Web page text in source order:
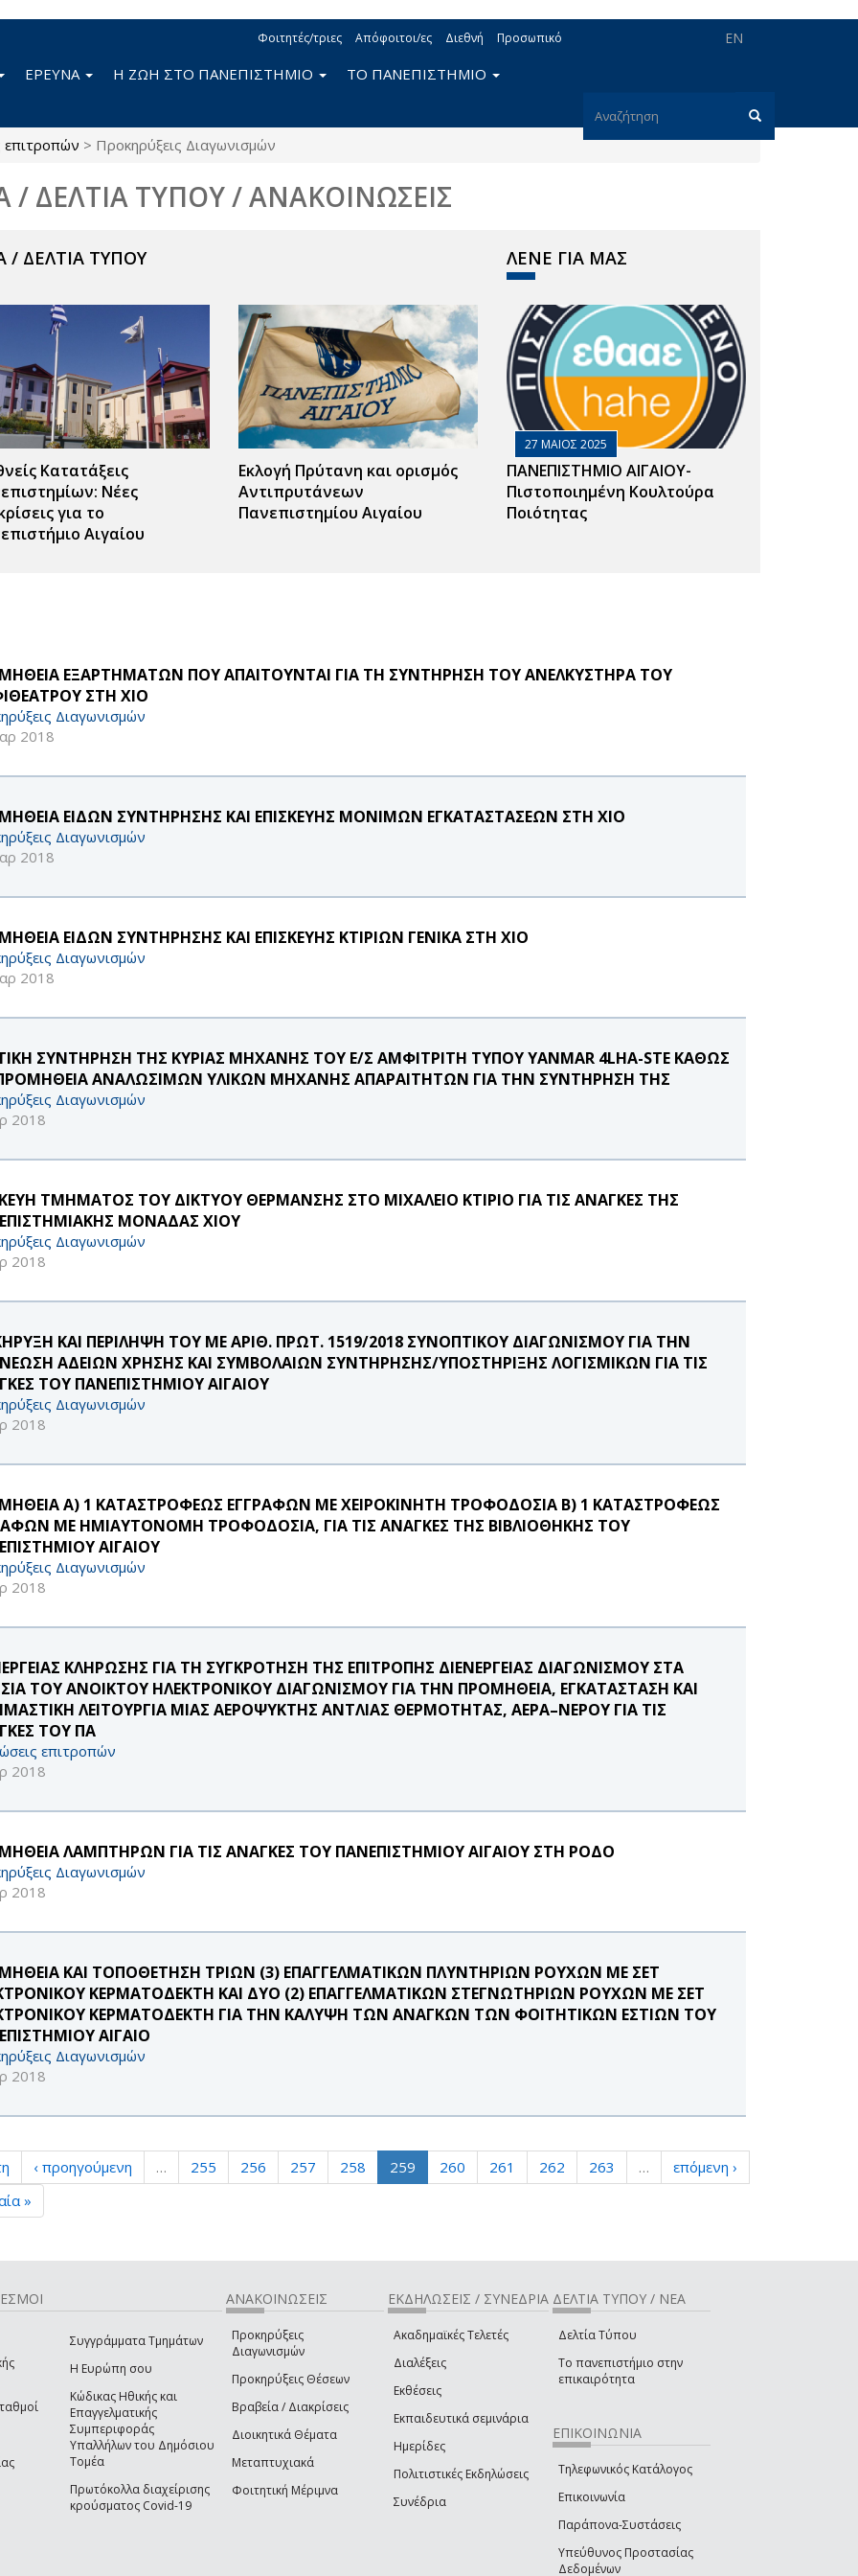
EN
Φοιτητές/τριες Απόφοιτοι/ες Διεθνή Προσωπικό
Φόρμα
ΕΡΕΥΝΑ Η ΖΩΗ ΣΤΟ ΠΑΝΕΠΙΣΤΗΜΙΟ ΤΟ ΠΑΝΕΠΙΣΤΗΜΙΟ
επιτροπών > Προκηρύξεις Διαγωνισμών
/ ΔΕΛΤΙΑ ΤΥΠΟΥ / ΑΝΑΚΟΙΝΩΣΕΙΣ
/ ΔΕΛΤΙΑ ΤΥΠΟΥ
Κατατάξεις
Νέες
για το
Αιγαίου
Εκλογή Πρύτανη και ορισμός
Αντιπρυτάνεων
Πανεπιστημίου Αιγαίου
ΛΕΝΕ ΓΙΑ ΜΑΣ
27 ΜΑΙΟΣ 2025
ΠΑΝΕΠΙΣΤΗΜΙΟ ΑΙΓΑΙΟΥ-
Πιστοποιημένη Κουλτούρα
Ποιότητας
ΕΞΑΡΤΗΜΑΤΩΝ ΠΟΥ ΑΠΑΙΤΟΥΝΤΑΙ ΓΙΑ ΤΗ ΣΥΝΤΗΡΗΣΗ ΤΟΥ ΑΝΕΛΚΥΣΤΗΡΑ ΤΟΥ
ΣΤΗ ΧΙΟ
Διαγωνισμών
2018
ΕΙΔΩΝ ΣΥΝΤΗΡΗΣΗΣ ΚΑΙ ΕΠΙΣΚΕΥΗΣ ΜΟΝΙΜΩΝ ΕΓΚΑΤΑΣΤΑΣΕΩΝ ΣΤΗ ΧΙΟ
Διαγωνισμών
2018
ΕΙΔΩΝ ΣΥΝΤΗΡΗΣΗΣ ΚΑΙ ΕΠΙΣΚΕΥΗΣ ΚΤΙΡΙΩΝ ΓΕΝΙΚΑ ΣΤΗ ΧΙΟ
Διαγωνισμών
2018
ΣΥΝΤΗΡΗΣΗ ΤΗΣ ΚΥΡΙΑΣ ΜΗΧΑΝΗΣ ΤΟΥ Ε/Σ ΑΜΦΙΤΡΙΤΗ ΤΥΠΟΥ YANMAR 4LHA-STE ΚΑΘΩΣ
ΑΝΑΛΩΣΙΜΩΝ ΥΛΙΚΩΝ ΜΗΧΑΝΗΣ ΑΠΑΡΑΙΤΗΤΩΝ ΓΙΑ ΤΗΝ ΣΥΝΤΗΡΗΣΗ ΤΗΣ
Διαγωνισμών
2018
ΤΜΗΜΑΤΟΣ ΤΟΥ ΔΙΚΤΥΟΥ ΘΕΡΜΑΝΣΗΣ ΣΤΟ ΜΙΧΑΛΕΙΟ ΚΤΙΡΙΟ ΓΙΑ ΤΙΣ ΑΝΑΓΚΕΣ ΤΗΣ
ΜΟΝΑΔΑΣ ΧΙΟΥ
Διαγωνισμών
2018
ΚΑΙ ΠΕΡΙΛΗΨΗ ΤΟΥ ΜΕ ΑΡΙΘ. ΠΡΩΤ. 1519/2018 ΣΥΝΟΠΤΙΚΟΥ ΔΙΑΓΩΝΙΣΜΟΥ ΓΙΑ ΤΗΝ
ΑΔΕΙΩΝ ΧΡΗΣΗΣ ΚΑΙ ΣΥΜΒΟΛΑΙΩΝ ΣΥΝΤΗΡΗΣΗΣ/ΥΠΟΣΤΗΡΙΞΗΣ ΛΟΓΙΣΜΙΚΩΝ ΓΙΑ ΤΙΣ
ΤΟΥ ΠΑΝΕΠΙΣΤΗΜΙΟΥ ΑΙΓΑΙΟΥ
Διαγωνισμών
2018
Α) 1 ΚΑΤΑΣΤΡΟΦΕΩΣ ΕΓΓΡΑΦΩΝ ΜΕ ΧΕΙΡΟΚΙΝΗΤΗ ΤΡΟΦΟΔΟΣΙΑ Β) 1 ΚΑΤΑΣΤΡΟΦΕΩΣ
ΜΕ ΗΜΙΑΥΤΟΝΟΜΗ ΤΡΟΦΟΔΟΣΙΑ, ΓΙΑ ΤΙΣ ΑΝΑΓΚΕΣ ΤΗΣ ΒΙΒΛΙΟΘΗΚΗΣ ΤΟΥ
ΑΙΓΑΙΟΥ
Διαγωνισμών
2018
ΚΛΗΡΩΣΗΣ ΓΙΑ ΤΗ ΣΥΓΚΡΟΤΗΣΗ ΤΗΣ ΕΠΙΤΡΟΠΗΣ ΔΙΕΝΕΡΓΕΙΑΣ ΔΙΑΓΩΝΙΣΜΟΥ ΣΤΑ
ΤΟΥ ΑΝΟΙΚΤΟΥ ΗΛΕΚΤΡΟΝΙΚΟΥ ΔΙΑΓΩΝΙΣΜΟΥ ΓΙΑ ΤΗΝ ΠΡΟΜΗΘΕΙΑ, ΕΓΚΑΤΑΣΤΑΣΗ ΚΑΙ
ΛΕΙΤΟΥΡΓΙΑ ΜΙΑΣ ΑΕΡΟΨΥΚΤΗΣ ΑΝΤΛΙΑΣ ΘΕΡΜΟΤΗΤΑΣ, ΑΕΡΑ–ΝΕΡΟΥ ΓΙΑ ΤΙΣ
ΤΟΥ ΠA
επιτροπών
2018
ΛΑΜΠΤΗΡΩΝ ΓΙΑ ΤΙΣ ΑΝΑΓΚΕΣ ΤΟΥ ΠΑΝΕΠΙΣΤΗΜΙΟΥ ΑΙΓΑΙΟΥ ΣΤΗ ΡΟΔΟ
Διαγωνισμών
2018
ΚΑΙ ΤΟΠΟΘΕΤΗΣΗ ΤΡΙΩΝ (3) ΕΠΑΓΓΕΛΜΑΤΙΚΩΝ ΠΛΥΝΤΗΡΙΩΝ ΡΟΥΧΩΝ ΜΕ ΣΕΤ
ΚΕΡΜΑΤΟΔΕΚΤΗ ΚΑΙ ΔΥΟ (2) ΕΠΑΓΓΕΛΜΑΤΙΚΩΝ ΣΤΕΓΝΩΤΗΡΙΩΝ ΡΟΥΧΩΝ ΜΕ ΣΕΤ
ΚΕΡΜΑΤΟΔΕΚΤΗ ΓΙΑ ΤΗΝ ΚΑΛΥΨΗ ΤΩΝ ΑΝΑΓΚΩΝ ΤΩΝ ΦΟΙΤΗΤΙΚΩΝ ΕΣΤΙΩΝ ΤΟΥ
ΑΙΓΑΙΟ
Διαγωνισμών
2018
‹ προηγούμενη … 255 256 257 258 259 260 261 262 263 …
επόμενη ›
»
Συγγράμματα Τμημάτων
Η Ευρώπη σου
Κώδικας Ηθικής και
Επαγγελματικής
Συμπεριφοράς
Υπαλλήλων του Δημόσιου
Τομέα
Πρωτόκολλα διαχείρισης
κρούσματος Covid-19
ΑΝΑΚΟΙΝΩΣΕΙΣ
Προκηρύξεις
Διαγωνισμών
Προκηρύξεις Θέσεων
Βραβεία / Διακρίσεις
Διοικητικά Θέματα
Μεταπτυχιακά
Φοιτητική Μέριμνα
ΕΚΔΗΛΩΣΕΙΣ / ΣΥΝΕΔΡΙΑ
Ακαδημαϊκές Τελετές
Διαλέξεις
Εκθέσεις
Εκπαιδευτικά σεμινάρια
Ημερίδες
Πολιτιστικές Εκδηλώσεις
Συνέδρια
ΔΕΛΤΙΑ ΤΥΠΟΥ / ΝΕΑ
Δελτία Τύπου
Το πανεπιστήμιο στην
επικαιρότητα
ΕΠΙΚΟΙΝΩΝΙΑ
Τηλεφωνικός Κατάλογος
Επικοινωνία
Παράπονα-Συστάσεις
Υπεύθυνος Προστασίας
Δεδομένων